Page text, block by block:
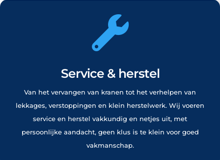

Service & herstel
Van het vervangen van kranen tot het verhelpen van
lekkages, verstoppingen en klein herstelwerk. Wij voeren
service en herstel vakkundig en netjes uit, met
persoonlijke aandacht, geen klus is te klein voor goed
vakmanschap.